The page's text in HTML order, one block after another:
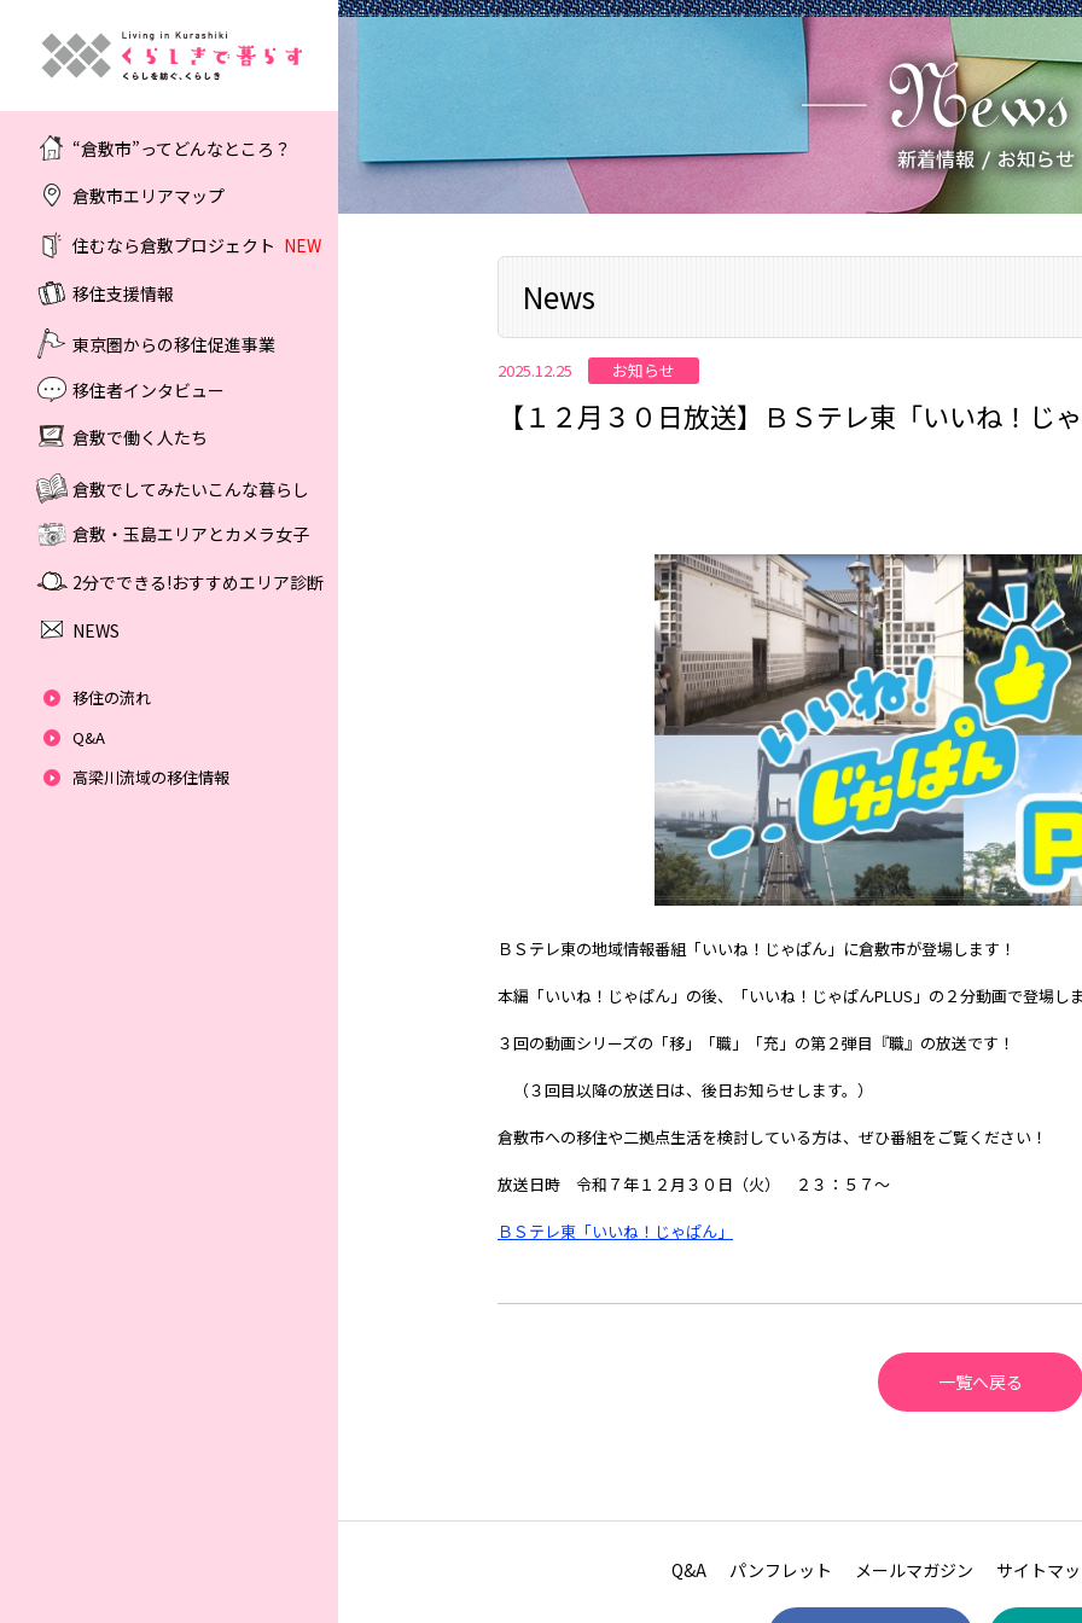
“倉敷市”ってどんなところ？
倉敷市エリアマップ
住むなら倉敷プロジェクト NEW
移住支援情報
東京圏からの移住促進事業
移住者インタビュー
倉敷で働く人たち
倉敷でしてみたいこんな暮らし
倉敷・玉島エリアとカメラ女子
2分でできる!おすすめエリア診断
NEWS
移住の流れ
Q&A
高梁川流域の移住情報
News
2025.12.25 お知らせ
【１２月３０日放送】ＢＳテレ東「いいね！じ
ＢＳテレ東の地域情報番組「いいね！じゃぱん」に倉敷市が登場します！
本編「いいね！じゃぱん」の後、「いいね！じゃぱんPLUS」の２分動画で登場し
３回の動画シリーズの「移」「職」「充」の第２弾目『職』の放送です！
（３回目以降の放送日は、後日お知らせします。）
倉敷市への移住や二拠点生活を検討している方は、ぜひ番組をご覧ください！
放送日時 令和７年１２月３０日（火） ２３：５７～
ＢＳテレ東「いいね！じゃぱん」
一覧へ戻る
Q&A パンフレット メールマガジン サイトマ